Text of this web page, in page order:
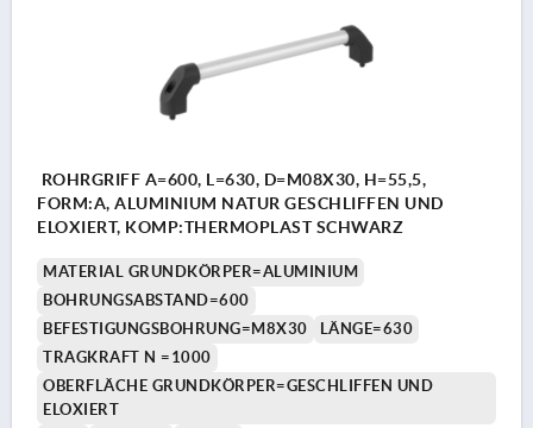
ROHRGRIFF A=600, L=630, D=M08X30, H=55,5,
FORM:A, ALUMINIUM NATUR GESCHLIFFEN UND
ELOXIERT, KOMP:THERMOPLAST SCHWARZ
MATERIAL GRUNDKÖRPER=ALUMINIUM
BOHRUNGSABSTAND=600
BEFESTIGUNGSBOHRUNG=M8X30
LÄNGE=630
TRAGKRAFT N =1000
OBERFLÄCHE GRUNDKÖRPER=GESCHLIFFEN UND
ELOXIERT